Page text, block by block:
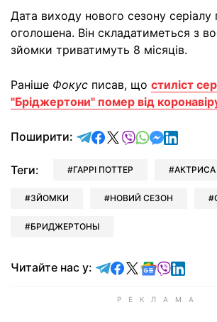
Дата виходу нового сезону серіалу
оголошена. Він складатиметься з
зйомки триватимуть 8 місяців.
Раніше Фокус писав, що стиліст
"Бріджертони" помер від
Поширити: відправити у Telegram
поділитись у
поділитись у X
відправити у
відправити
Теги: ГАРРІ ПОТТЕР АКТРИСА
ЗЙОМКИ НОВИЙ СЕЗОН
БРИДЖЕРТОНЫ
Читайте нас у: Читайте у Telegram
Читайте у
Читайте у X
Читайте у
Читайте